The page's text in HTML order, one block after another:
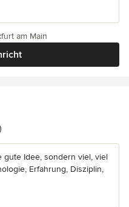
am Main
5 Sternen
Idee, sondern viel, viel
Erfahrung, Disziplin,